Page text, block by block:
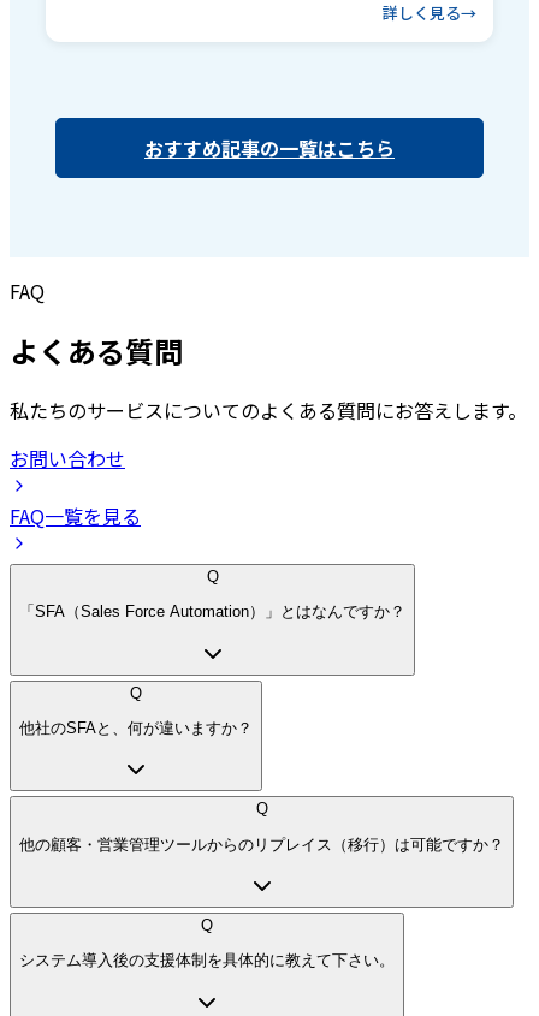
詳しく見る
おすすめ記事の一覧はこちら
FAQ
よくある質問
私たちのサービスについてのよくある質問にお答えします。
お問い合わせ
FAQ一覧を見る
Q
「SFA（Sales Force Automation）」とはなんですか？
Q
他社のSFAと、何が違いますか？
Q
他の顧客・営業管理ツールからのリプレイス（移行）は可能ですか？
Q
システム導入後の支援体制を具体的に教えて下さい。